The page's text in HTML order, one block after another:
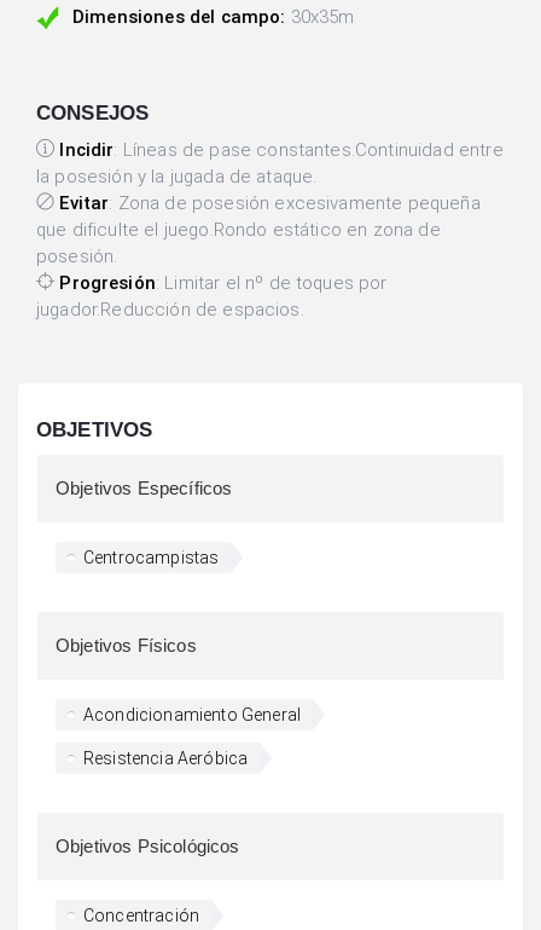
Dimensiones del campo: 30x35m
CONSEJOS
Incidir: Líneas de pase constantes.Continuidad entre
la posesión y la jugada de ataque.
Evitar: Zona de posesión excesivamente pequeña
que dificulte el juego.Rondo estático en zona de
posesión.
Progresión: Limitar el nº de toques por
jugador.Reducción de espacios.
OBJETIVOS
Objetivos Específicos
Centrocampistas
Objetivos Físicos
Acondicionamiento General
Resistencia Aeróbica
Objetivos Psicológicos
Concentración